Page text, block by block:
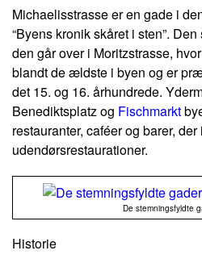
Michaelisstrasse er en gade i
“Byens kronik skåret i sten”.
den går over i Moritzstrasse,
blandt de ældste i byen og er
det 15. og 16. århundrede.
Benediktsplatz og Fischmarkt
restauranter, caféer og barer,
udendørsrestaurationer.
De stemningsfyldte
Historie